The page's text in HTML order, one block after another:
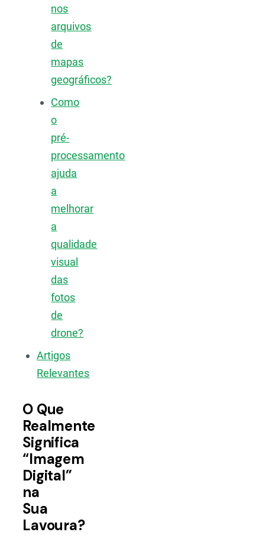
nos
arquivos
de
mapas
geográficos?
Como
o
pré-
processamento
ajuda
a
melhorar
a
qualidade
visual
das
fotos
de
drone?
Artigos
Relevantes
O Que
Realmente
Significa
“Imagem
Digital”
na
Sua
Lavoura?